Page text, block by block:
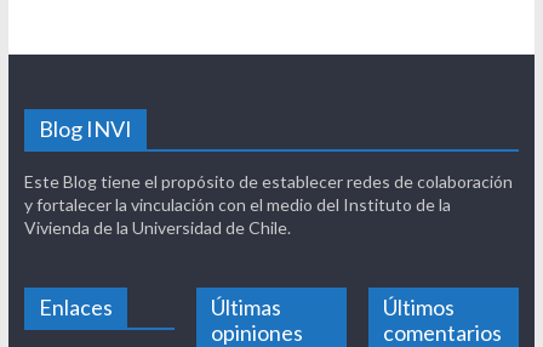
Blog INVI
Este Blog tiene el propósito de establecer redes de colaboración
y fortalecer la vinculación con el medio del Instituto de la
Vivienda de la Universidad de Chile.
Enlaces
Últimas
opiniones
Últimos
comentarios